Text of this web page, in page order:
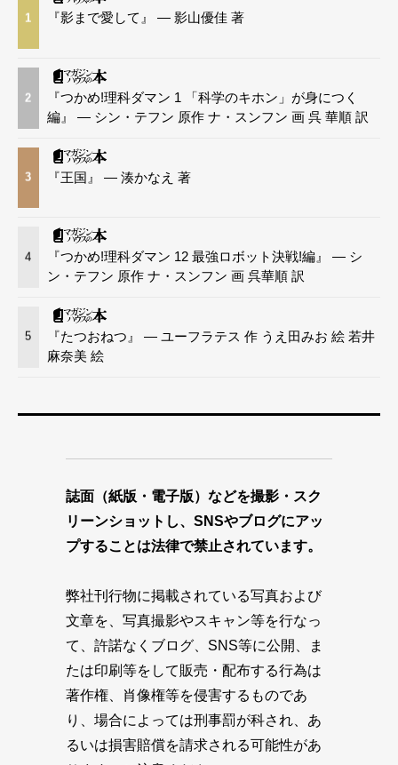
1 『影まで愛して』 — 影山優佳 著
2
『つかめ!理科ダマン 1 「科学のキホン」が身につく
編』 — シン・テフン 原作 ナ・スンフン 画 呉 華順 訳
3 『王国』 — 湊かなえ 著
4
『つかめ!理科ダマン 12 最強ロボット決戦!編』 — シ
ン・テフン 原作 ナ・スンフン 画 呉華順 訳
5
『たつおねつ』 — ユーフラテス 作 うえ田みお 絵 若井
麻奈美 絵
誌面（紙版・電子版）などを撮影・スク
リーンショットし、SNSやブログにアッ
プすることは法律で禁止されています。
弊社刊行物に掲載されている写真および
文章を、写真撮影やスキャン等を行なっ
て、許諾なくブログ、SNS等に公開、ま
たは印刷等をして販売・配布する行為は
著作権、肖像権等を侵害するものであ
り、場合によっては刑事罰が科され、あ
るいは損害賠償を請求される可能性があ